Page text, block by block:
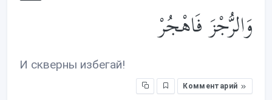
وَالرُّجْزَ فَاهْجُرْ
И скверны избегай!
Комментарий